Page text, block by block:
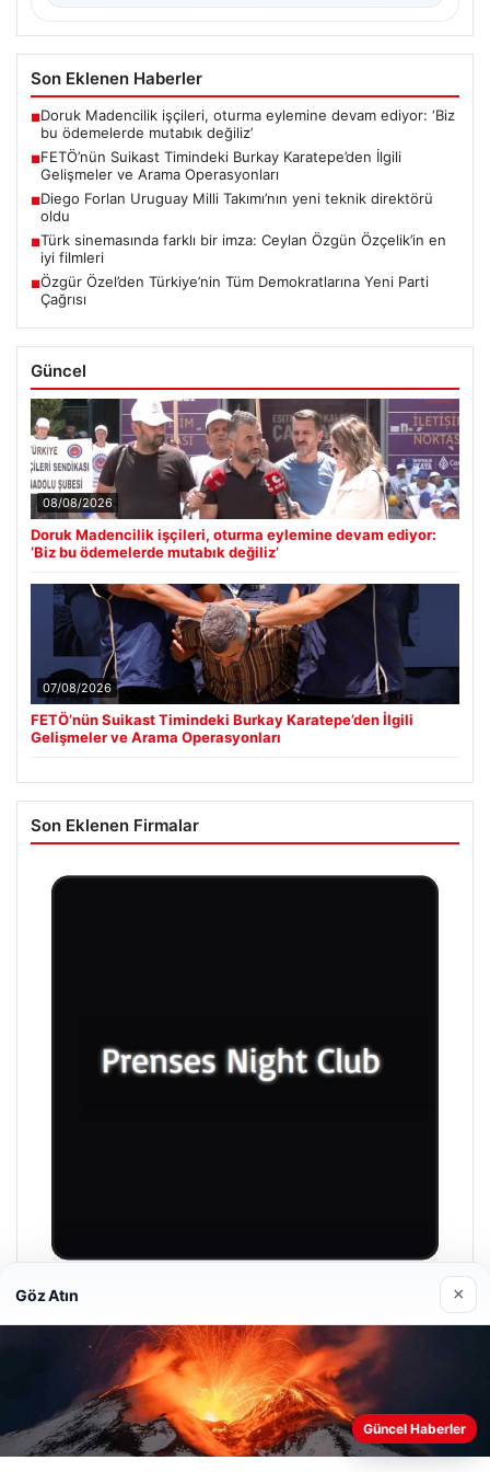
Son Eklenen Haberler
■Doruk Madencilik işçileri, oturma eylemine devam ediyor: ‘Biz
bu ödemelerde mutabık değiliz’
■FETÖ’nün Suikast Timindeki Burkay Karatepe’den İlgili
Gelişmeler ve Arama Operasyonları
■Diego Forlan Uruguay Milli Takımı’nın yeni teknik direktörü
oldu
■Türk sinemasında farklı bir imza: Ceylan Özgün Özçelik’in en
iyi filmleri
■Özgür Özel’den Türkiye’nin Tüm Demokratlarına Yeni Parti
Çağrısı
Güncel
08/08/2026
Doruk Madencilik işçileri, oturma eylemine devam ediyor:
‘Biz bu ödemelerde mutabık değiliz’
07/08/2026
FETÖ’nün Suikast Timindeki Burkay Karatepe’den İlgili
Gelişmeler ve Arama Operasyonları
Son Eklenen Firmalar
Prenses Night Club
29/04/2026
Web sitemizi nasıl kullandığınızı daha iyi anlayabilmek,
deneyiminizi kişiselleştirmek ve geliştirmek amacıyla çerezler
Göz Atın ×
Güncel Haberler